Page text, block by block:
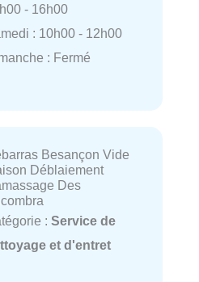
- 16h00
: 10h00 - 12h00
: Fermé
Besançon Vide
Déblaiement
Des
: Service de
et d'entret